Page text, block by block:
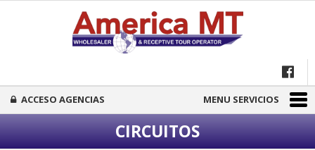
ACCESO AGENCIAS MENU SERVICIOS
CIRCUITOS